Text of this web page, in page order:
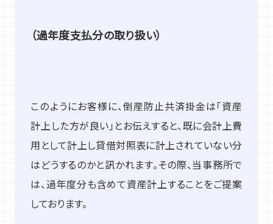
（過年度支払分の取り扱い）
このようにお客様に、倒産防止共済掛金は「資産
計上した方が良い」とお伝えすると、既に会計上費
用として計上し貸借対照表に計上されていない分
はどうするのかと訊かれます。その際、当事務所で
は、過年度分も含めて資産計上することをご提案
しております。